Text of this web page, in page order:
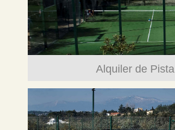
Alquiler de Pista